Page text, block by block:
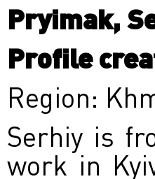
Pryimak,
Profile
Region:
Serhiy is
work in